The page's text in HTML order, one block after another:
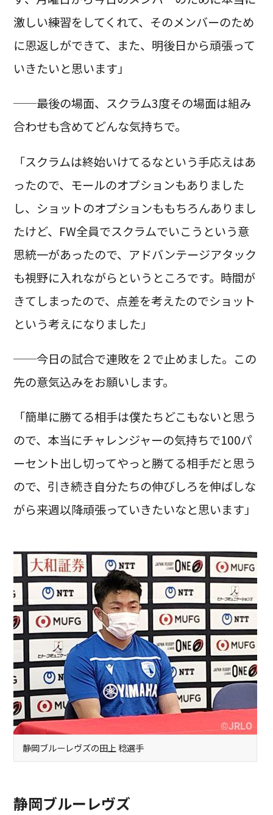
激しい練習をしてくれて、そのメンバーのため
に恩返しができて、また、明後日から頑張って
いきたいと思います」
──最後の場面、スクラム3度その場面は組み
合わせも含めてどんな気持ちで。
「スクラムは終始いけてるなという手応えはあ
ったので、モールのオプションもありました
し、ショットのオプションももちろんありまし
たけど、FW全員でスクラムでいこうという意
思統一があったので、アドバンテージアタック
も視野に入れながらというところです。時間が
きてしまったので、点差を考えたのでショット
という考えになりました」
──今日の試合で連敗を２で止めました。この
先の意気込みをお願いします。
「簡単に勝てる相手は僕たちどこもないと思う
ので、本当にチャレンジャーの気持ちで100パ
ーセント出し切ってやっと勝てる相手だと思う
ので、引き続き自分たちの伸びしろを伸ばしな
がら来週以降頑張っていきたいなと思います」
静岡ブルーレヴズの田上 稔選手
静岡ブルーレヴズ